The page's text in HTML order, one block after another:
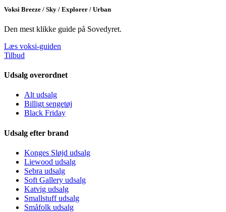
Voksi Breeze / Sky / Explorer / Urban
Den mest klikke guide på Sovedyret.
Læs voksi-guiden
Tilbud
Udsalg overordnet
Alt udsalg
Billigt sengetøj
Black Friday
Udsalg efter brand
Konges Sløjd udsalg
Liewood udsalg
Sebra udsalg
Soft Gallery udsalg
Katvig udsalg
Smallstuff udsalg
Småfolk udsalg